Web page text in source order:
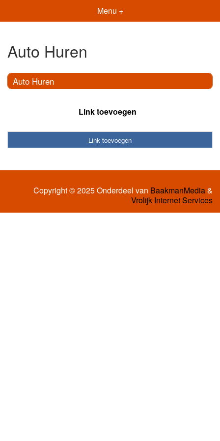
Menu +
Auto Huren
Auto Huren
Link toevoegen
Link toevoegen
Copyright © 2025 Onderdeel van BaakmanMedia&
Vrolijk Internet Services